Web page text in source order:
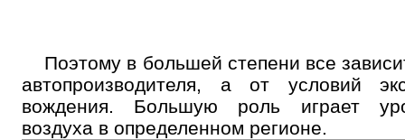
Поэтому в большей степени все
автопроизводителя, а от условий
вождения. Большую роль играет
воздуха в определенном регионе.